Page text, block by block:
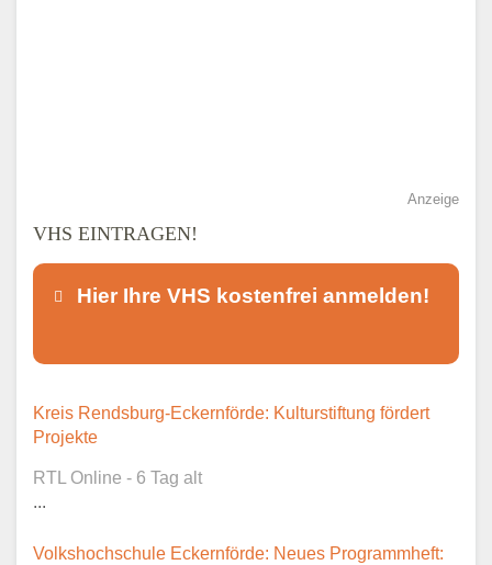
Anzeige
VHS EINTRAGEN!
Hier Ihre VHS kostenfrei anmelden!
Dieser Teil dient lediglich zur
Kreis Rendsburg-Eckernförde: Kulturstiftung fördert
Projekte
RTL Online - 6 Tag alt
...
Volkshochschule Eckernförde: Neues Programmheft: